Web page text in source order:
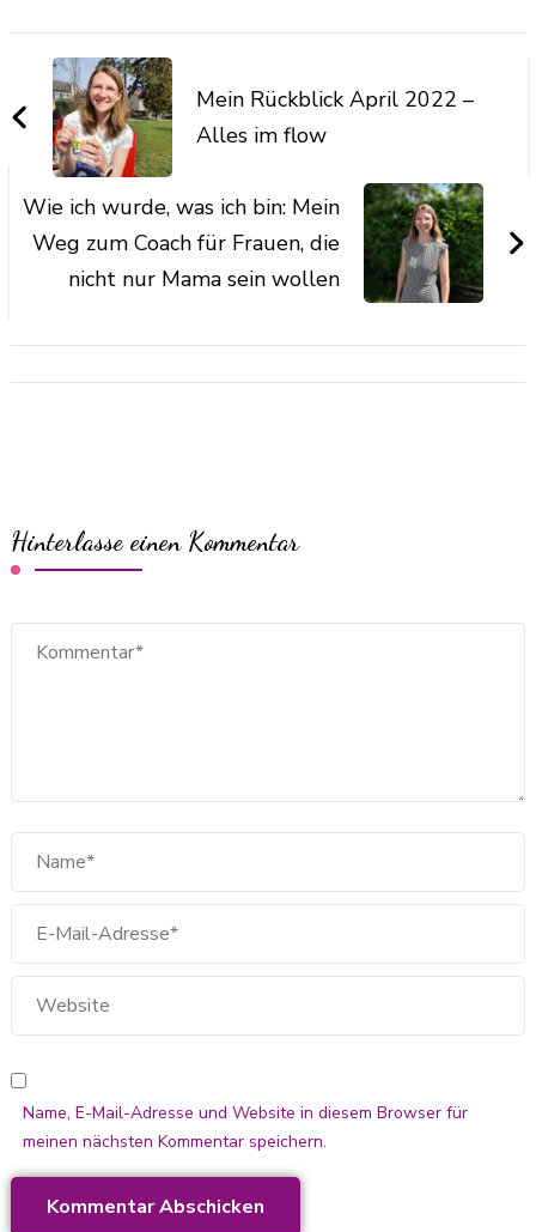
Mein Rückblick April 2022 –
Alles im flow
Wie ich wurde, was ich bin: Mein
Weg zum Coach für Frauen, die
nicht nur Mama sein wollen
Hinterlasse einen Kommentar
Name, E-Mail-Adresse und Website in diesem Browser für
meinen nächsten Kommentar speichern.